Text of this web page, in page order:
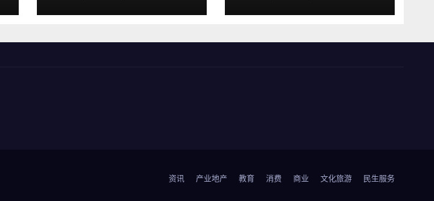
资讯 产业地产 教育 消费 商业 文化旅游 民生服务